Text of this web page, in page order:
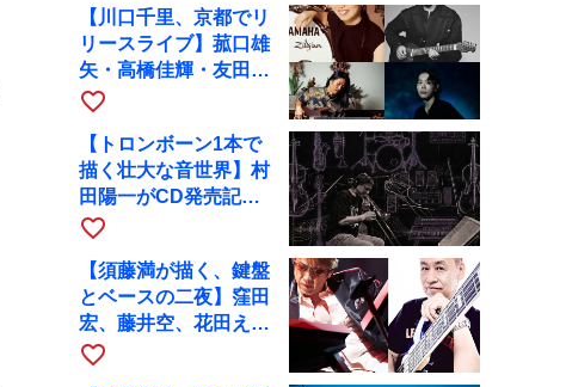
【川口千里、京都でリ
リースライブ】菰口雄
矢・高橋佳輝・友田ジ
ュンと9月28日にRAG
favorite_border
【トロンボーン1本で
描く壮大な音世界】村
田陽一がCD発売記念
ツアーで9月4日に京
favorite_border
【須藤満が描く、鍵盤
とベースの二夜】窪田
宏、藤井空、花田えみ
と京都RAGで共演
favorite_border